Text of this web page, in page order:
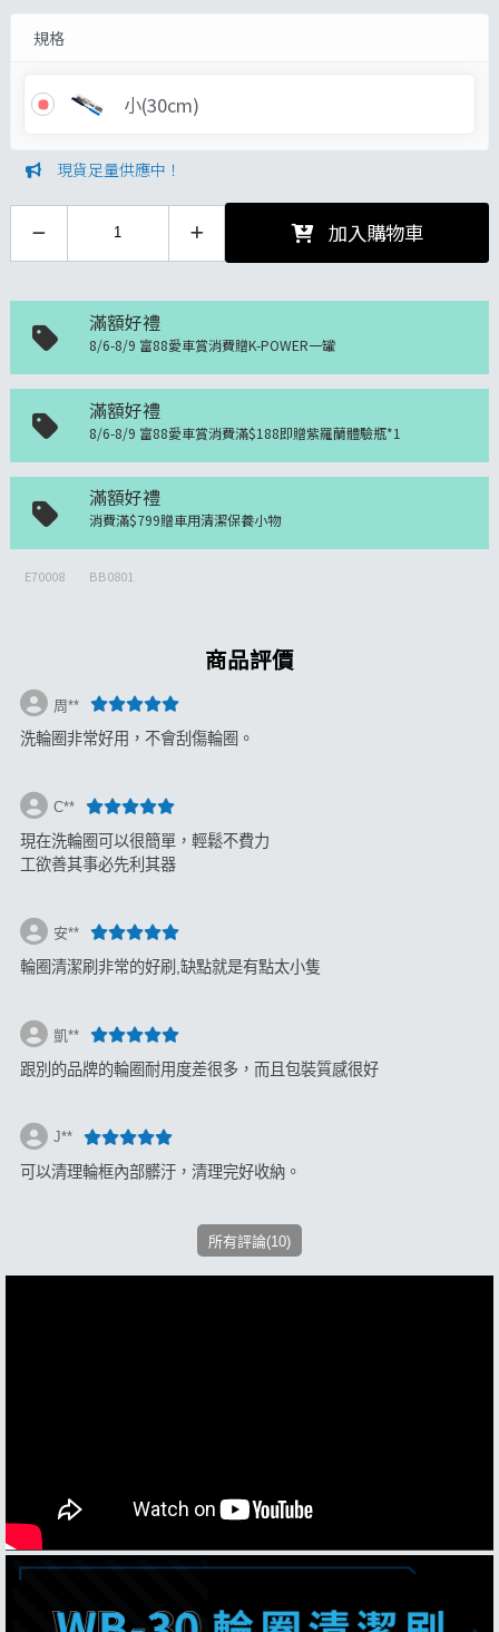
規格
小(30cm)
現貨足量供應中！
加入購物車
滿額好禮
8/6-8/9 富88愛車賞消費贈K-POWER一罐
滿額好禮
8/6-8/9 富88愛車賞消費滿$188即贈紫羅蘭體驗瓶*1
滿額好禮
消費滿$799贈車用清潔保養小物
E70008 BB0801
商品評價
周**
洗輪圈非常好用，不會刮傷輪圈。
C**
現在洗輪圈可以很簡單，輕鬆不費力
工欲善其事必先利其器
安**
輪圈清潔刷非常的好刷,缺點就是有點太小隻
凱**
跟別的品牌的輪圈耐用度差很多，而且包裝質感很好
J**
可以清理輪框內部髒汙，清理完好收納。
所有評論(10)